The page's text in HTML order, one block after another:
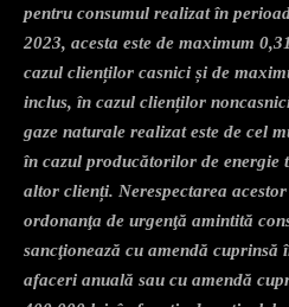
pentru consumul realizat în
2023, acesta este de maximum
cazul clienților casnici și de
inclus, în cazul clienților
gaze naturale realizat este de cel
în cazul producătorilor de energie
altor clienți. Nerespectarea
ordonanţa de urgenţă amintită
sancţionează cu amendă
afaceri anuală sau cu amendă